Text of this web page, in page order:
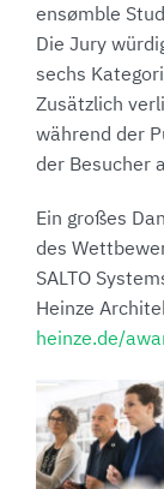
ensømble
Die Jury
sechs
Zusätzlich
während der
der Besucher
Ein großes
des
SALTO
Heinze
heinze.de/